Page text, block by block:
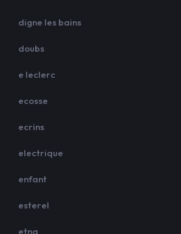
digne les bains
doubs
e leclerc
ecosse
ecrins
electrique
enfant
esterel
etna